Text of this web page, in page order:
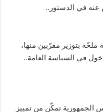
في الدستور..
بتوزير مقرّبين منها،
في السياسة العامة..
تمكّن من تمييز